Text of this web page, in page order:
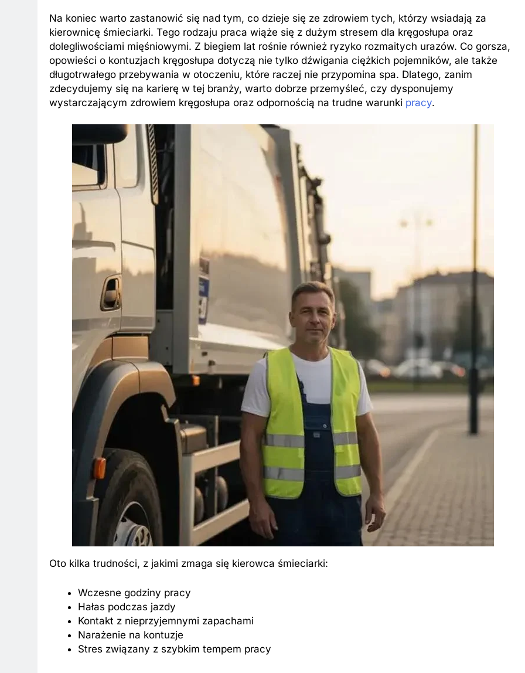
Na koniec warto zastanowić się nad tym, co dzieje się ze zdrowiem tych, którzy wsiadają za
kierownicę śmieciarki. Tego rodzaju praca wiąże się z dużym stresem dla kręgosłupa oraz
dolegliwościami mięśniowymi. Z biegiem lat rośnie również ryzyko rozmaitych urazów. Co gorsza,
opowieści o kontuzjach kręgosłupa dotyczą nie tylko dźwigania ciężkich pojemników, ale także
długotrwałego przebywania w otoczeniu, które raczej nie przypomina spa. Dlatego, zanim
zdecydujemy się na karierę w tej branży, warto dobrze przemyśleć, czy dysponujemy
wystarczającym zdrowiem kręgosłupa oraz odpornością na trudne warunki pracy.
Oto kilka trudności, z jakimi zmaga się kierowca śmieciarki:
Wczesne godziny pracy
Hałas podczas jazdy
Kontakt z nieprzyjemnymi zapachami
Narażenie na kontuzje
Stres związany z szybkim tempem pracy